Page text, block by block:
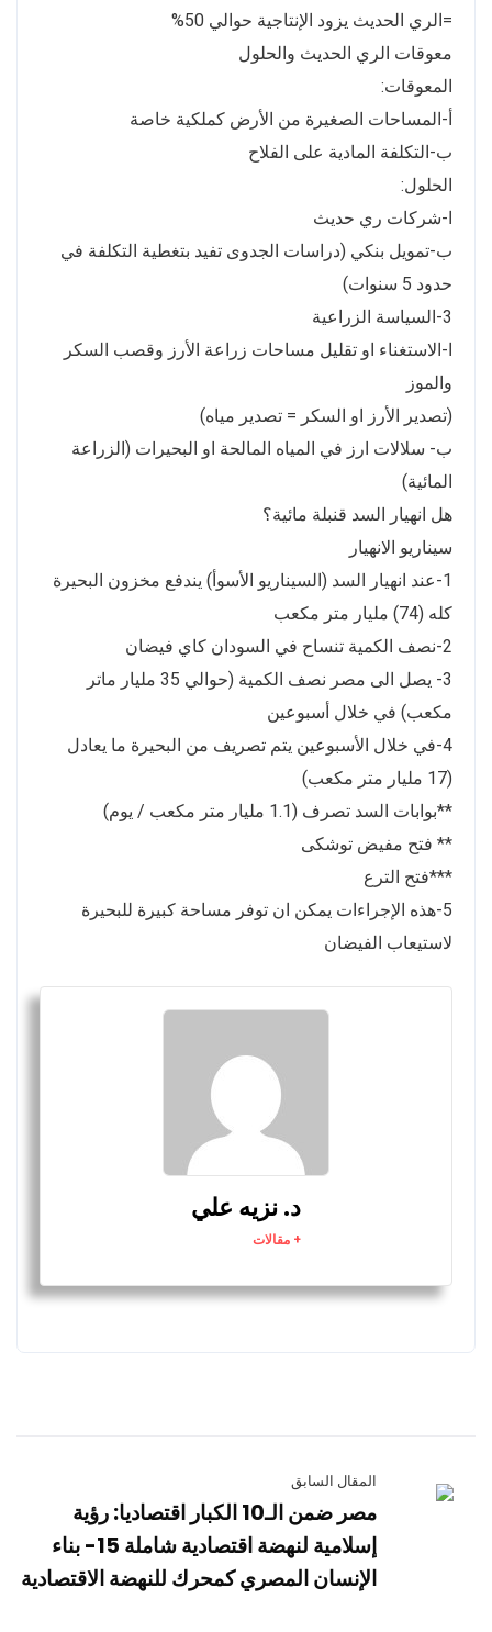
=الري الحديث يزود الإنتاجية حوالي 50%
معوقات الري الحديث والحلول
المعوقات:
أ-المساحات الصغيرة من الأرض كملكية خاصة
ب-التكلفة المادية على الفلاح
الحلول:
ا-شركات ري حديث
ب-تمويل بنكي (دراسات الجدوى تفيد بتغطية التكلفة في
حدود 5 سنوات)
3-السياسة الزراعية
ا-الاستغناء او تقليل مساحات زراعة الأرز وقصب السكر
والموز
(تصدير الأرز او السكر = تصدير مياه)
ب- سلالات ارز في المياه المالحة او البحيرات (الزراعة
المائية)
هل انهيار السد قنبلة مائية؟
سيناريو الانهيار
1-عند انهيار السد (السيناريو الأسوأ) يندفع مخزون البحيرة
كله (74) مليار متر مكعب
2-نصف الكمية تنساح في السودان كاي فيضان
3- يصل الى مصر نصف الكمية (حوالي 35 مليار ماتر
مكعب) في خلال أسبوعين
4-في خلال الأسبوعين يتم تصريف من البحيرة ما يعادل
(17 مليار متر مكعب)
**بوابات السد تصرف (1.1 مليار متر مكعب / يوم)
** فتح مفيض توشكى
***فتح الترع
5-هذه الإجراءات يمكن ان توفر مساحة كبيرة للبحيرة
لاستيعاب الفيضان
د. نزيه علي
+ مقالات
المقال السابق
مصر ضمن الـ10 الكبار اقتصاديا: رؤية
إسلامية لنهضة اقتصادية شاملة 15- بناء
الإنسان المصري كمحرك للنهضة الاقتصادية